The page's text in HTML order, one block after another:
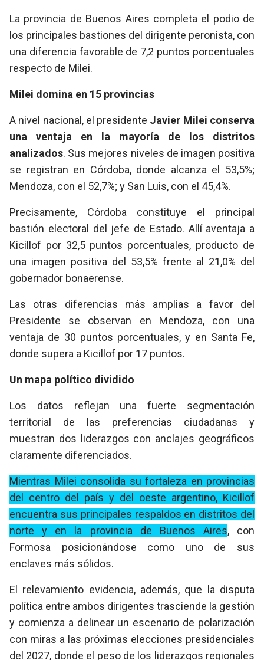
La provincia de Buenos Aires completa el podio de
los principales bastiones del dirigente peronista, con
una diferencia favorable de 7,2 puntos porcentuales
respecto de Milei.
Milei domina en 15 provincias
A nivel nacional, el presidente Javier Milei conserva
una ventaja en la mayoría de los distritos
analizados. Sus mejores niveles de imagen positiva
se registran en Córdoba, donde alcanza el 53,5%;
Mendoza, con el 52,7%; y San Luis, con el 45,4%.
Precisamente, Córdoba constituye el principal
bastión electoral del jefe de Estado. Allí aventaja a
Kicillof por 32,5 puntos porcentuales, producto de
una imagen positiva del 53,5% frente al 21,0% del
gobernador bonaerense.
Las otras diferencias más amplias a favor del
Presidente se observan en Mendoza, con una
ventaja de 30 puntos porcentuales, y en Santa Fe,
donde supera a Kicillof por 17 puntos.
Un mapa político dividido
Los datos reflejan una fuerte segmentación
territorial de las preferencias ciudadanas y
muestran dos liderazgos con anclajes geográficos
claramente diferenciados.
Mientras Milei consolida su fortaleza en provincias
del centro del país y del oeste argentino, Kicillof
encuentra sus principales respaldos en distritos del
norte y en la provincia de Buenos Aires, con
Formosa posicionándose como uno de sus
enclaves más sólidos.
El relevamiento evidencia, además, que la disputa
política entre ambos dirigentes trasciende la gestión
y comienza a delinear un escenario de polarización
con miras a las próximas elecciones presidenciales
del 2027, donde el peso de los liderazgos regionales